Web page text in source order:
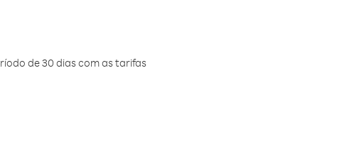
de 30 dias com as tarifas